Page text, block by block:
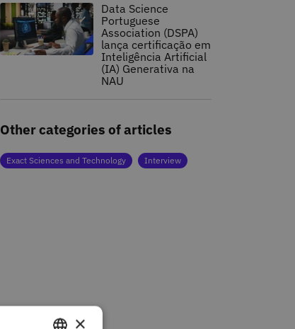
Data Science
Portuguese
Association (DSPA)
lança certificação em
Inteligência Artificial
(IA) Generativa na
NAU
Other categories of articles
Exact Sciences and Technology Interview
×